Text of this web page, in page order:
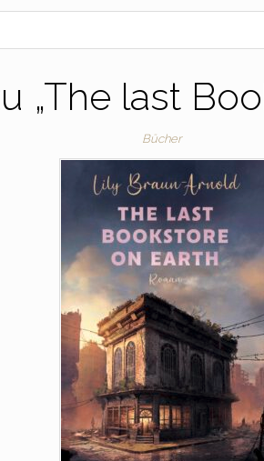
„The last
Bücher